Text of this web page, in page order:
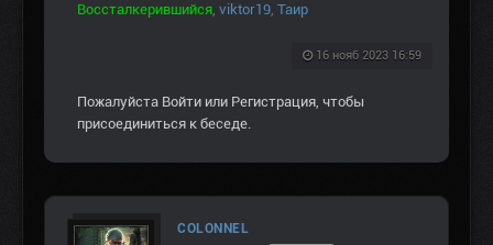
Воссталкерившийся, viktor19, Таир
16 нояб 2023 16:59
Пожалуйста Войти или Регистрация, чтобы
присоединиться к беседе.
COLONNEL